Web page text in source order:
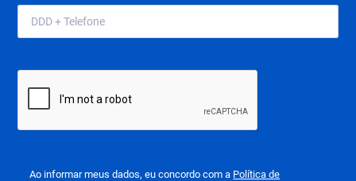
Ao informar meus dados, eu concordo com a Política de